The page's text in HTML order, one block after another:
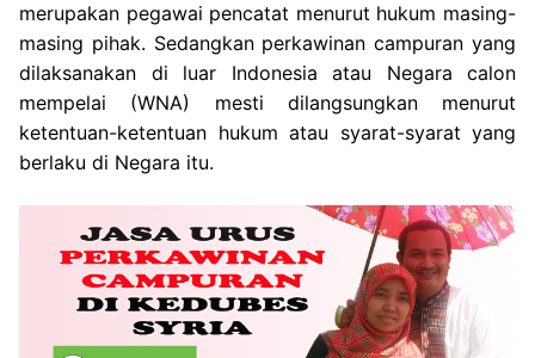
merupakan pegawai pencatat menurut hukum masing-
masing pihak. Sedangkan perkawinan campuran yang
dilaksanakan di luar Indonesia atau Negara calon
mempelai (WNA) mesti dilangsungkan menurut
ketentuan-ketentuan hukum atau syarat-syarat yang
berlaku di Negara itu.